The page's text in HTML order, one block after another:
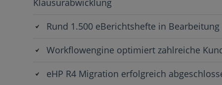
Rund 1.500 eBerichtshefte in Bearbeitung
Workflowengine optimiert zahlreiche
eHP R4 Migration erfolgreich